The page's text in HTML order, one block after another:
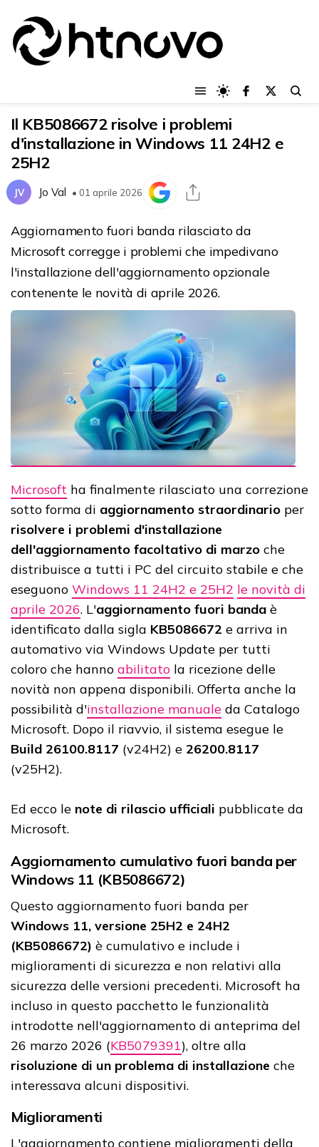
Il KB5086672 risolve i problemi
d'installazione in Windows 11 24H2 e
25H2
JV Jo Val • 01 aprile 2026
Aggiornamento fuori banda rilasciato da
Microsoft corregge i problemi che impedivano
l'installazione dell'aggiornamento opzionale
contenente le novità di aprile 2026.
Microsoft ha finalmente rilasciato una correzione
sotto forma di aggiornamento straordinario per
risolvere i problemi d'installazione
dell'aggiornamento facoltativo di marzo che
distribuisce a tutti i PC del circuito stabile e che
eseguono Windows 11 24H2 e 25H2 le novità di
aprile 2026. L'aggiornamento fuori banda è
identificato dalla sigla KB5086672 e arriva in
automativo via Windows Update per tutti
coloro che hanno abilitato la ricezione delle
novità non appena disponibili. Offerta anche la
possibilità d'installazione manuale da Catalogo
Microsoft. Dopo il riavvio, il sistema esegue le
Build 26100.8117 (v24H2) e 26200.8117
(v25H2).
Ed ecco le note di rilascio ufficiali pubblicate da
Microsoft.
Aggiornamento cumulativo fuori banda per
Windows 11 (KB5086672)
Questo aggiornamento fuori banda per
Windows 11, versione 25H2 e 24H2
(KB5086672) è cumulativo e include i
miglioramenti di sicurezza e non relativi alla
sicurezza delle versioni precedenti. Microsoft ha
incluso in questo pacchetto le funzionalità
introdotte nell'aggiornamento di anteprima del
26 marzo 2026 (KB5079391), oltre alla
risoluzione di un problema di installazione che
interessava alcuni dispositivi.
Miglioramenti
L'aggiornamento contiene miglioramenti della